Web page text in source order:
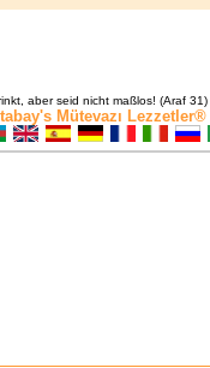
aber seid nicht maßlos! (Araf 31)
Mütevazı Lezzetler®